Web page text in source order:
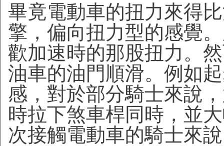
畢竟電動車的扭力來得
擎，偏向扭力型的感覺
歡加速時的那股扭力。
油車的油門順滑。例如
感，對於部分騎士來說
時拉下煞車桿同時，並
次接觸電動車的騎士來